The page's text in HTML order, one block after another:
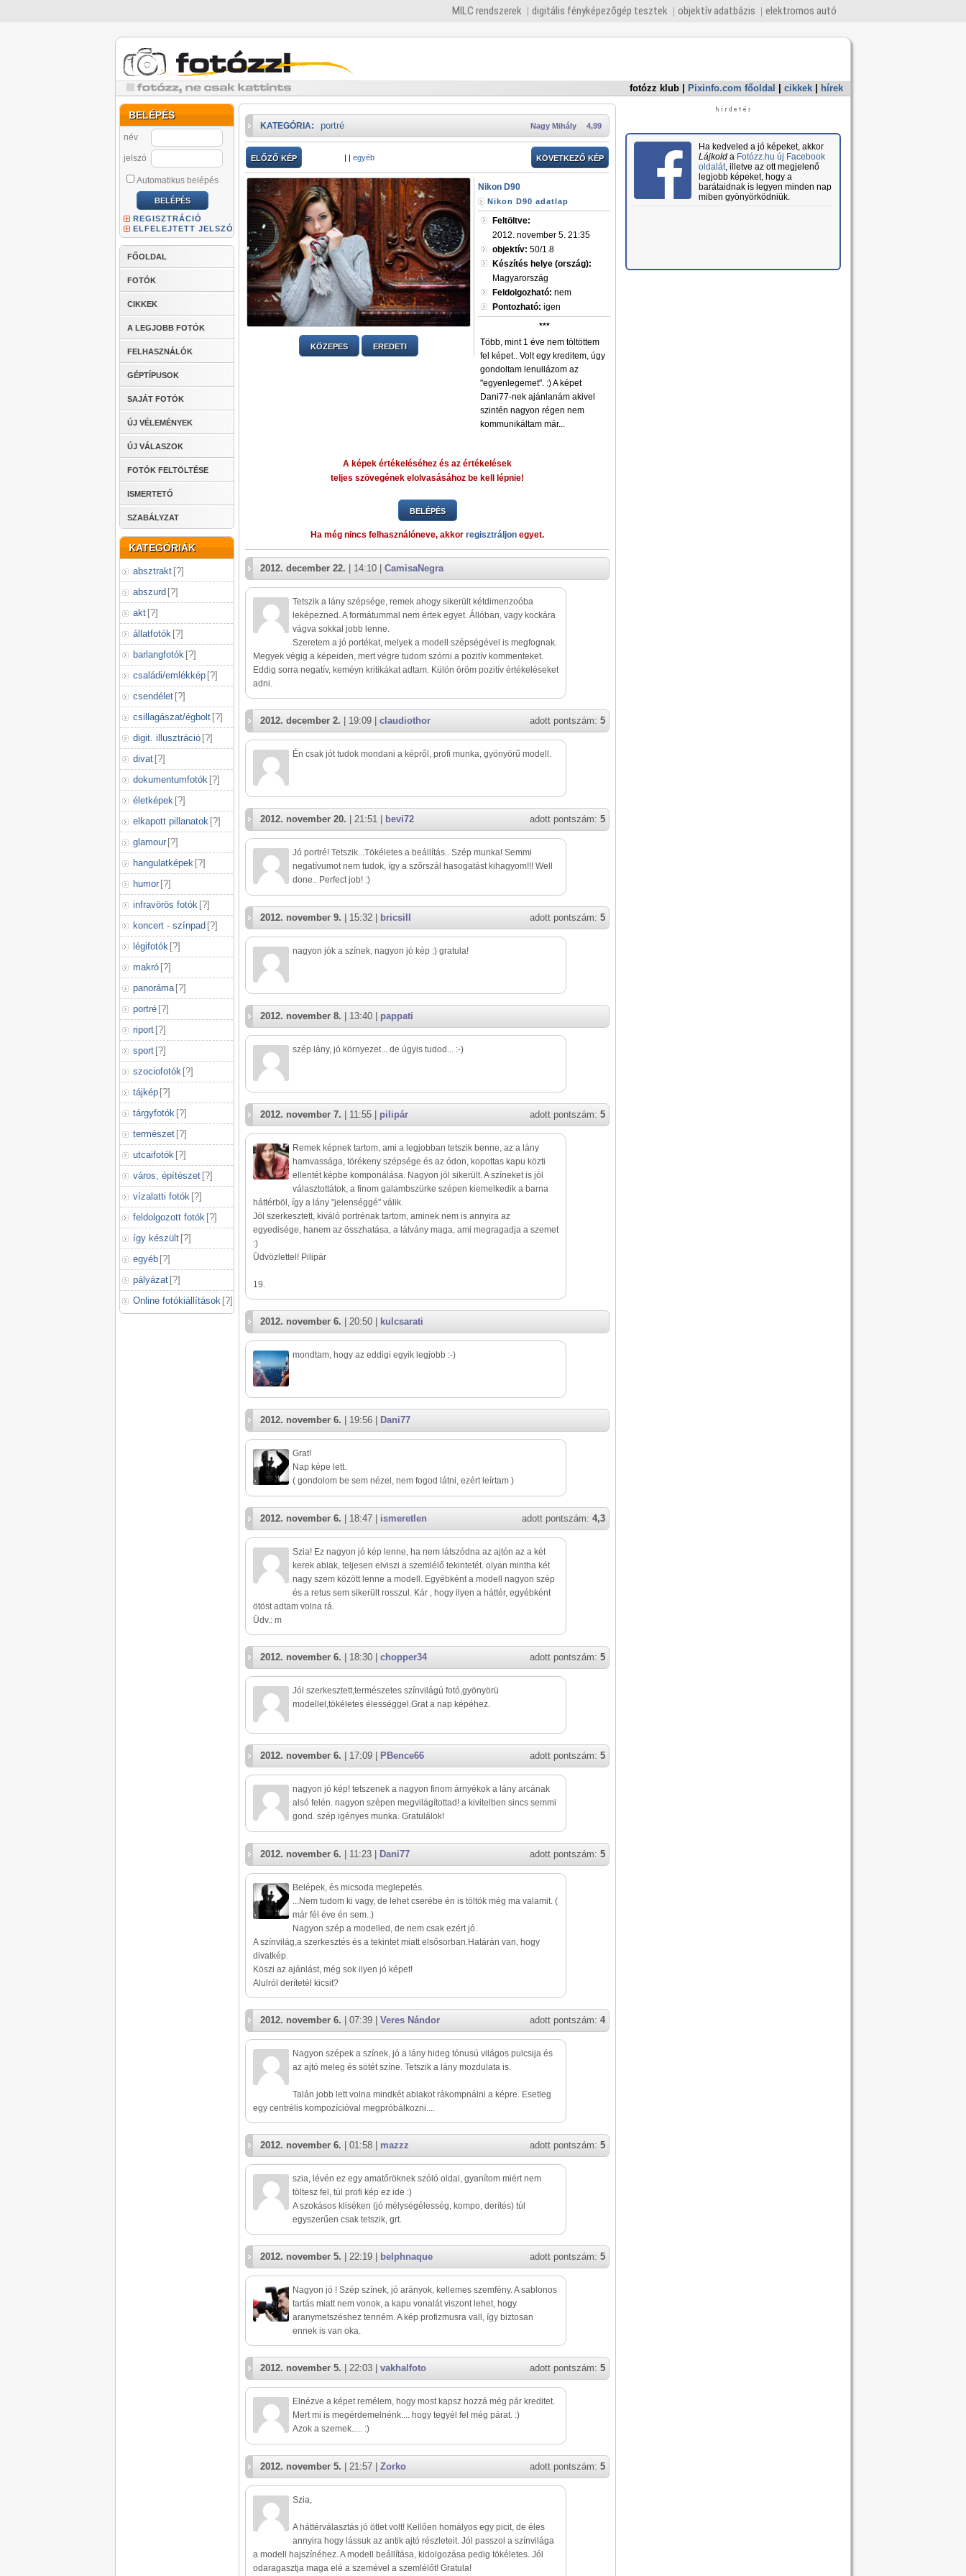
MILC rendszerek digitális fényképezőgép tesztek objektív adatbázis elektromos autó
fotózz klub Pixinfo.com főoldal cikkek hírek
BELÉPÉS
név
jelszó
Automatikus belépés
REGISZTRÁCIÓ
ELFELEJTETT JELSZÓ
FŐOLDAL
FOTÓK
CIKKEK
A LEGJOBB FOTÓK
FELHASZNÁLÓK
GÉPTÍPUSOK
SAJÁT FOTÓK
ÚJ VÉLEMÉNYEK
ÚJ VÁLASZOK
FOTÓK FELTÖLTÉSE
ISMERTETŐ
SZABÁLYZAT
KATEGÓRIÁK
absztrakt [?]
abszurd [?]
akt [?]
állatfotók [?]
barlangfotók [?]
családi/emlékkép [?]
csendélet [?]
csillagászat/égbolt [?]
digit. illusztráció [?]
divat [?]
dokumentumfotók [?]
életképek [?]
elkapott pillanatok [?]
glamour [?]
hangulatképek [?]
humor [?]
infravörös fotók [?]
koncert - színpad [?]
légifotók [?]
makró [?]
panoráma [?]
portré [?]
riport [?]
sport [?]
szociofotók [?]
tájkép [?]
tárgyfotók [?]
természet [?]
utcaifotók [?]
város, építészet [?]
vízalatti fotók [?]
feldolgozott fotók [?]
így készült [?]
egyéb [?]
pályázat [?]
Online fotókiállítások [?]
4,99
Nagy Mihály
KATEGÓRIA: portré
ELŐZŐ KÉP | | egyéb KÖVETKEZŐ KÉP
KÖZEPES EREDETI
Nikon D90
Nikon D90 adatlap
Feltöltve:
2012. november 5. 21:35
objektív: 50/1.8
Készítés helye (ország):
Magyarország
Feldolgozható: nem
Pontozható: igen
***
Több, mint 1 éve nem töltöttem
fel képet.. Volt egy kreditem, úgy
gondoltam lenullázom az
"egyenlegemet". :) A képet
Dani77-nek ajánlanám akivel
szintén nagyon régen nem
kommunikáltam már...
A képek értékeléséhez és az értékelések
teljes szövegének elolvasásához be kell lépnie!
BELÉPÉS
Ha még nincs felhasználóneve, akkor regisztráljon egyet.
2012. december 22. | 14:10 | CamisaNegra
Tetszik a lány szépsége, remek ahogy sikerült kétdimenzoóba
leképezned. A formátummal nem értek egyet. Állóban, vagy kockára
vágva sokkal jobb lenne.
Szeretem a jó portékat, melyek a modell szépségével is megfognak.
Megyek végig a képeiden, mert végre tudom szórni a pozitív kommenteket.
Eddig sorra negatív, keméyn kritikákat adtam. Külön öröm pozitív értékeléseket
adni.
adott pontszám: 5
2012. december 2. | 19:09 | claudiothor
Én csak jót tudok mondani a képről, profi munka, gyönyörű modell.
adott pontszám: 5
2012. november 20. | 21:51 | bevi72
Jó portré! Tetszik...Tökéletes a beállítás.. Szép munka! Semmi
negatívumot nem tudok, így a szőrszál hasogatást kihagyom!!! Well
done.. Perfect job! :)
adott pontszám: 5
2012. november 9. | 15:32 | bricsiII
nagyon jók a színek, nagyon jó kép :) gratula!
2012. november 8. | 13:40 | pappati
szép lány, jó környezet... de úgyis tudod... :-)
adott pontszám: 5
2012. november 7. | 11:55 | pilipár
Remek képnek tartom, ami a legjobban tetszik benne, az a lány
hamvassága, törékeny szépsége és az ódon, kopottas kapu közti
ellentét képbe komponálása. Nagyon jól sikerült. A színeket is jól
választottátok, a finom galambszürke szépen kiemelkedik a barna
háttérböl, így a lány "jelenséggé" válik.
Jól szerkesztett, kiváló portrénak tartom, aminek nem is annyira az
egyedisége, hanem az összhatása, a látvány maga, ami megragadja a szemet
:)
Üdvözlettel! Pilipár
19.
2012. november 6. | 20:50 | kulcsarati
mondtam, hogy az eddigi egyik legjobb :-)
2012. november 6. | 19:56 | Dani77
Grat!
Nap képe lett.
( gondolom be sem nézel, nem fogod látni, ezért leírtam )
adott pontszám: 4,3
2012. november 6. | 18:47 | ismeretlen
Szia! Ez nagyon jó kép lenne, ha nem látszódna az ajtón az a két
kerek ablak, teljesen elviszi a szemlélő tekintetét. olyan mintha két
nagy szem között lenne a modell. Egyébként a modell nagyon szép
és a retus sem sikerült rosszul. Kár , hogy ilyen a háttér, egyébként
ötöst adtam volna rá.
Üdv.: m
adott pontszám: 5
2012. november 6. | 18:30 | chopper34
Jól szerkesztett,természetes színvilágú fotó,gyönyörü
modellel,tökéletes élességgel.Grat a nap képéhez.
adott pontszám: 5
2012. november 6. | 17:09 | PBence66
nagyon jó kép! tetszenek a nagyon finom árnyékok a lány arcának
alsó felén. nagyon szépen megvilágítottad! a kivitelben sincs semmi
gond. szép igényes munka. Gratulálok!
adott pontszám: 5
2012. november 6. | 11:23 | Dani77
Belépek, és micsoda meglepetés.
...Nem tudom ki vagy, de lehet cserébe én is töltök még ma valamit. (
már fél éve én sem..)
Nagyon szép a modelled, de nem csak ezért jó.
A színvilág,a szerkesztés és a tekintet miatt elsősorban.Határán van, hogy
divatkép.
Köszi az ajánlást, még sok ilyen jó képet!
Alulról derítetél kicsit?
adott pontszám: 4
2012. november 6. | 07:39 | Veres Nándor
Nagyon szépek a színek, jó a lány hideg tónusú világos pulcsija és
az ajtó meleg és sötét színe. Tetszik a lány mozdulata is.
Talán jobb lett volna mindkét ablakot rákompnálni a képre. Esetleg
egy centrélis kompozícióval megpróbálkozni....
adott pontszám: 5
2012. november 6. | 01:58 | mazzz
szia, lévén ez egy amatőröknek szóló oldal, gyanítom miért nem
töltesz fel, túl profi kép ez ide :)
A szokásos kliséken (jó mélységélesség, kompo, derítés) túl
egyszerűen csak tetszik, grt.
adott pontszám: 5
2012. november 5. | 22:19 | belphnaque
Nagyon jó ! Szép színek, jó arányok, kellemes szemfény. A sablonos
tartás miatt nem vonok, a kapu vonalát viszont lehet, hogy
aranymetszéshez tenném. A kép profizmusra vall, így biztosan
ennek is van oka.
adott pontszám: 5
2012. november 5. | 22:03 | vakhalfoto
Elnézve a képet remélem, hogy most kapsz hozzá még pár kreditet.
Mert mi is megérdemelnénk.... hogy tegyél fel még párat. :)
Azok a szemek..... :)
adott pontszám: 5
2012. november 5. | 21:57 | Zorko
Szia,
A háttérválasztás jó ötlet volt! Kellően homályos egy picit, de éles
annyira hogy lássuk az antik ajtó részleteit. Jól passzol a színvilága
a modell hajszínéhez. A modell beállítása, kidolgozása pedig tökéletes. Jól
odaragasztja maga elé a szemével a szemlélőt! Gratula!
Ha kedveled a jó képeket, akkor
Lájkolda Fotózz.hu új Facebook
oldalát, illetve az ott megjelenő
legjobb képeket, hogy a
barátaidnak is legyen minden nap
miben gyönyörködniük.